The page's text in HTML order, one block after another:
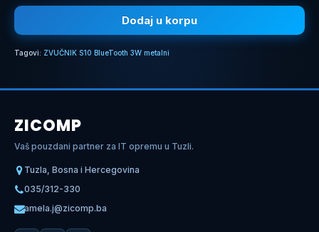
Dodaj u korpu
Tagovi: ZVUČNIK S10 BlueTooth 3W metalni
ZICOMP
Vaš pouzdani partner za IT opremu u Tuzli.
Tuzla, Bosna i Hercegovina
035/312-330
amela.j@zicomp.ba